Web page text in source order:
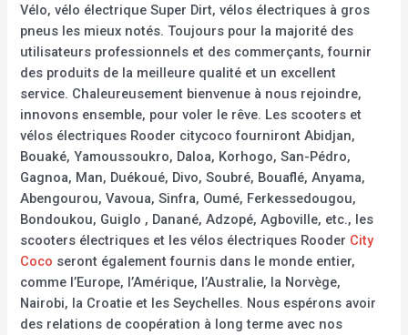
Vélo, vélo électrique Super Dirt, vélos électriques à gros
pneus les mieux notés. Toujours pour la majorité des
utilisateurs professionnels et des commerçants, fournir
des produits de la meilleure qualité et un excellent
service. Chaleureusement bienvenue à nous rejoindre,
innovons ensemble, pour voler le rêve. Les scooters et
vélos électriques Rooder citycoco fourniront Abidjan,
Bouaké, Yamoussoukro, Daloa, Korhogo, San-Pédro,
Gagnoa, Man, Duékoué, Divo, Soubré, Bouaflé, Anyama,
Abengourou, Vavoua, Sinfra, Oumé, Ferkessedougou,
Bondoukou, Guiglo , Danané, Adzopé, Agboville, etc., les
scooters électriques et les vélos électriques Rooder City
Coco seront également fournis dans le monde entier,
comme l’Europe, l’Amérique, l’Australie, la Norvège,
Nairobi, la Croatie et les Seychelles. Nous espérons avoir
des relations de coopération à long terme avec nos